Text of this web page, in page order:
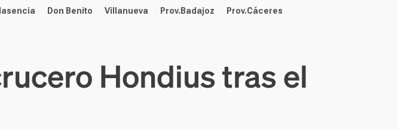
Don Benito Villanueva Prov.Badajoz Prov.Cáceres
Hondius tras el